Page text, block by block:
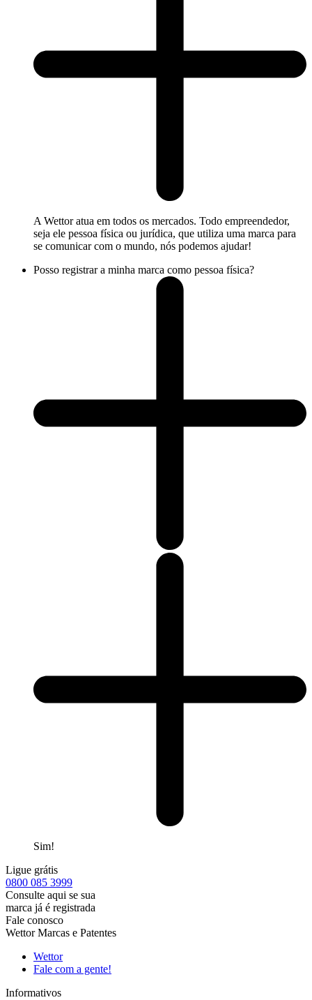
A Wettor atua em todos os mercados. Todo empreendedor,
seja ele pessoa física ou jurídica, que utiliza uma marca para
se comunicar com o mundo, nós podemos ajudar!
Posso registrar a minha marca como pessoa física?
Sim!
Ligue grátis
0800 085 3999
Consulte aqui se sua
marca já é registrada
Fale conosco
Wettor Marcas e Patentes
Wettor
Fale com a gente!
Informativos